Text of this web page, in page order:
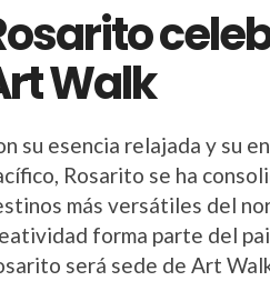
Walk
su esencia relajada y su
Rosarito se ha
más versátiles del
forma parte del
será sede de Art